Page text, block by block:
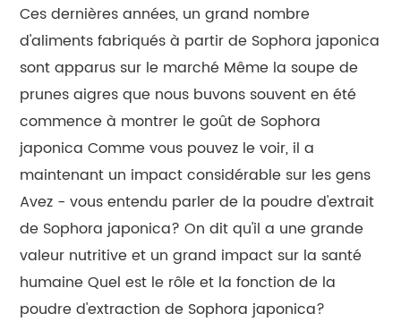
Ces dernières années, un grand nombre
d'aliments fabriqués à partir de Sophora japonica
sont apparus sur le marché Même la soupe de
prunes aigres que nous buvons souvent en été
commence à montrer le goût de Sophora
japonica Comme vous pouvez le voir, il a
maintenant un impact considérable sur les gens
Avez - vous entendu parler de la poudre d'extrait
de Sophora japonica? On dit qu'il a une grande
valeur nutritive et un grand impact sur la santé
humaine Quel est le rôle et la fonction de la
poudre d'extraction de Sophora japonica?